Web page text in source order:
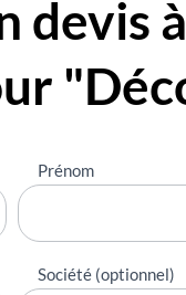
devis
Prénom
Société (optionnel)